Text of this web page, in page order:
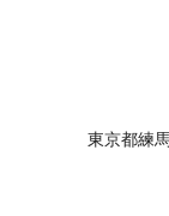
東京都練